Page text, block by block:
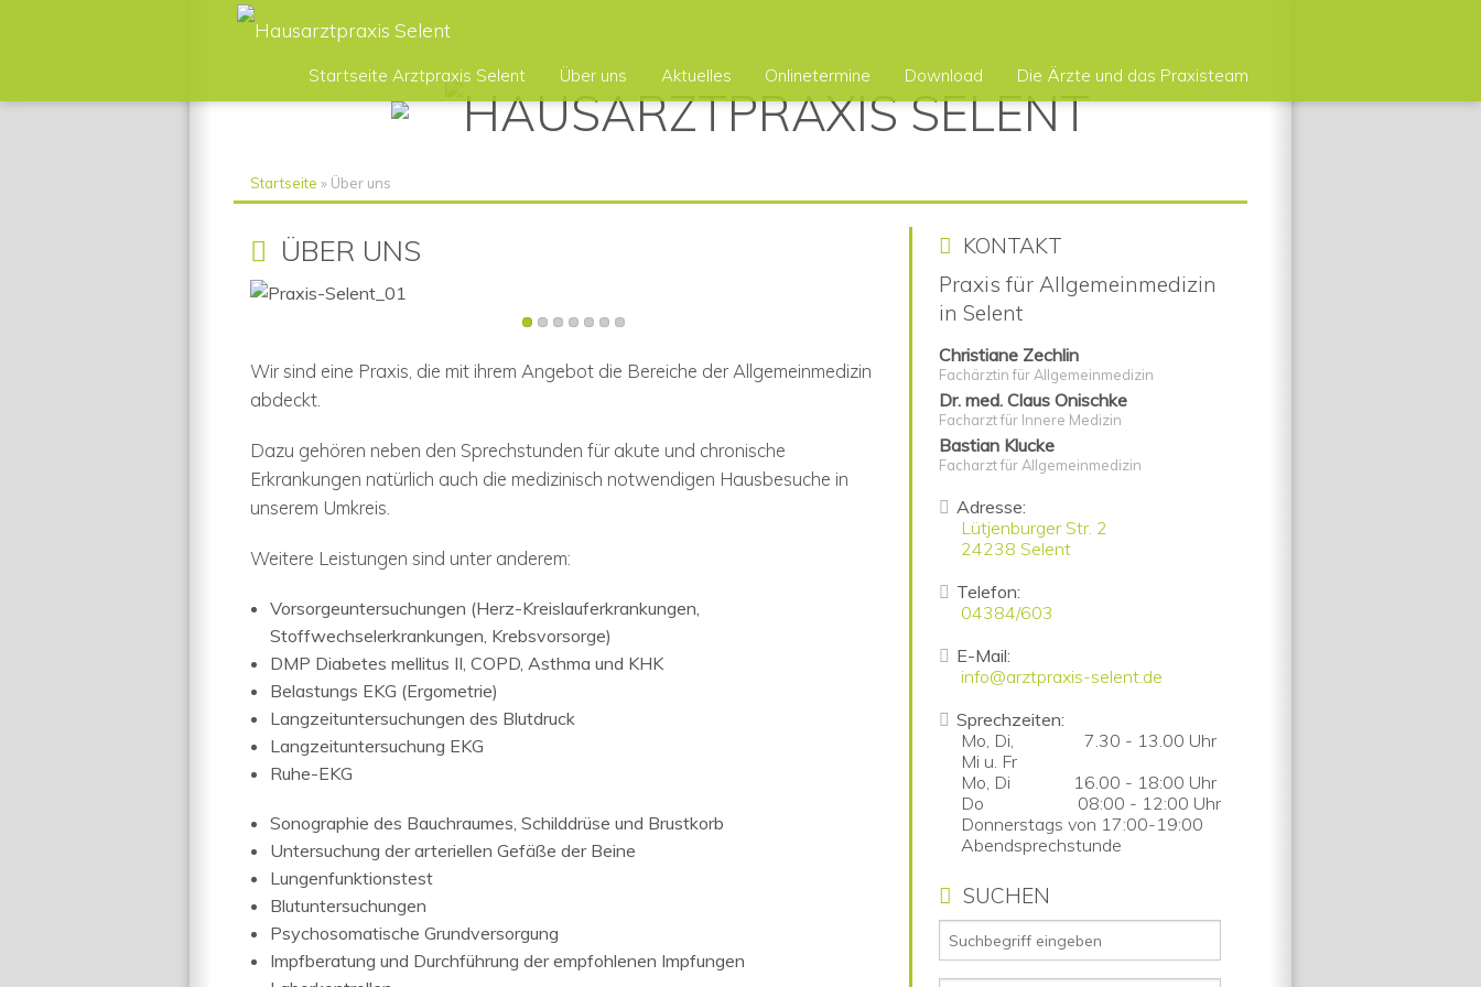
Startseite Arztpraxis Selent Über uns Aktuelles Onlinetermine Download Die Ärzte und das Praxisteam
Startseite » Über uns
ÜBER UNS
Wir sind eine Praxis, die mit ihrem Angebot die Bereiche der Allgemeinmedizin
abdeckt.
Dazu gehören neben den Sprechstunden für akute und chronische
Erkrankungen natürlich auch die medizinisch notwendigen Hausbesuche in
unserem Umkreis.
Weitere Leistungen sind unter anderem:
Vorsorgeuntersuchungen (Herz-Kreislauferkrankungen,
Stoffwechselerkrankungen, Krebsvorsorge)
DMP Diabetes mellitus II, COPD, Asthma und KHK
Belastungs EKG (Ergometrie)
Langzeituntersuchungen des Blutdruck
Langzeituntersuchung EKG
Ruhe-EKG
Sonographie des Bauchraumes, Schilddrüse und Brustkorb
Untersuchung der arteriellen Gefäße der Beine
Lungenfunktionstest
Blutuntersuchungen
Psychosomatische Grundversorgung
Impfberatung und Durchführung der empfohlenen Impfungen
KONTAKT
Praxis für Allgemeinmedizin
in Selent
Christiane Zechlin
Fachärztin für Allgemeinmedizin
Dr. med. Claus Onischke
Facharzt für Innere Medizin
Bastian Klucke
Facharzt für Allgemeinmedizin
Adresse:
Lütjenburger Str. 2
24238 Selent
Telefon:
04384/603
E-Mail:
info@arztpraxis-selent.de
Sprechzeiten:
Mo, Di,
Mi u. Fr
7.30 - 13.00 Uhr
Mo, Di
16.00 - 18:00 Uhr
Do
08:00 - 12:00 Uhr
Donnerstags von 17:00-19:00
Abendsprechstunde
SUCHEN